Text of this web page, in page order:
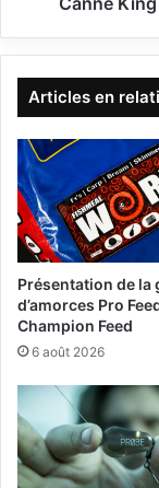
p
e
l
e
t
w
a
g
g
l
r
:
T
e
r
U
t
a
i
g
h
t
r
a
i
d
B
Articles en
Présentation de la
d’amorces Pro
Champion Feed
6 août 2026